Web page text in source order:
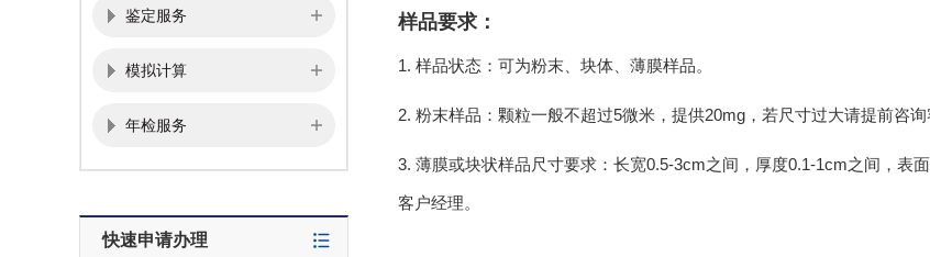
鉴定服务
模拟计算
年检服务
快速申请办理
样品要求：
1. 样品状态：可为粉末、块体、薄膜样品。
2. 粉末样品：颗粒一般不超过5微米，提供20mg，若尺寸过大请提前咨询
3. 薄膜或块状样品尺寸要求：长宽0.5-3cm之间，厚度0.1-1cm之间，表
客户经理。